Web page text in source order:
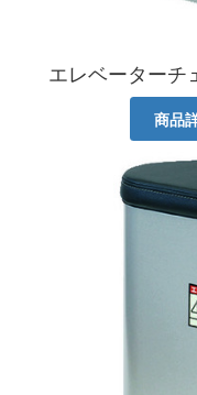
エレベーターチ
商品